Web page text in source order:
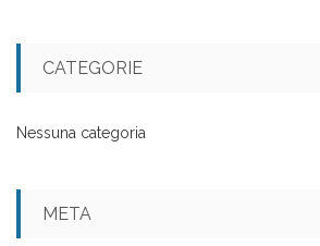
CATEGORIE
Nessuna categoria
META